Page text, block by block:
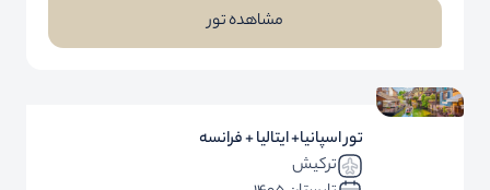
مشاهده تور
تور اسپانیا+ ایتالیا + فرانسه
ترکیش